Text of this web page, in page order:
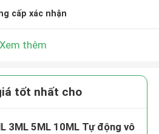
cấp xác nhận
Xem thêm
tốt nhất cho
3ML 5ML 10ML Tự động vô